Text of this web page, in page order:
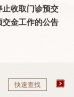
收取门诊预交
金工作的公告
快速查找